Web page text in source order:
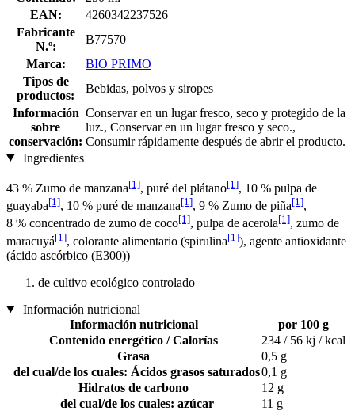
EAN:
4260342237526
Fabricante
N.º:
B77570
Marca:
BIO PRIMO
Tipos de
productos:
Bebidas, polvos y siropes
Información
sobre
conservación:
Conservar en un lugar fresco, seco y protegido de la
luz., Conservar en un lugar fresco y seco.,
Consumir rápidamente después de abrir el producto.
Ingredientes
43 % Zumo de manzana[1], puré del plátano[1], 10 % pulpa de
guayaba[1], 10 % puré de manzana[1], 9 % Zumo de piña[1],
8 % concentrado de zumo de coco[1], pulpa de acerola[1], zumo de
maracuyá[1], colorante alimentario (spirulina[1]), agente antioxidante
(ácido ascórbico (E300))
de cultivo ecológico controlado
Información nutricional
Información nutricional
por 100 g
Contenido energético / Calorías
234 / 56 kj / kcal
Grasa
0,5 g
del cual/de los cuales: Ácidos grasos saturados0,1 g
Hidratos de carbono
12 g
del cual/de los cuales: azúcar
11 g